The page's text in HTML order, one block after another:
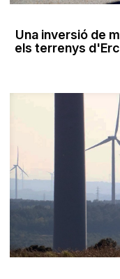
Una inversió de
els terrenys